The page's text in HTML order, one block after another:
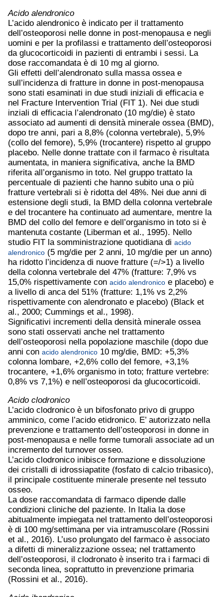
Acido alendronico
L’acido alendronico è indicato per il trattamento
dell’osteoporosi nelle donne in post-menopausa e negli
uomini e per la profilassi e trattamento dell’osteoporosi
da glucocorticoidi in pazienti di entrambi i sessi. La
dose raccomandata è di 10 mg al giorno.
Gli effetti dell’alendronato sulla massa ossea e
sull’incidenza di fratture in donne in post-menopausa
sono stati esaminati in due studi iniziali di efficacia e
nel Fracture Intervention Trial (FIT 1). Nei due studi
inziali di efficacia l’alendronato (10 mg/die) è stato
associato ad aumenti di densità minerale ossea (BMD),
dopo tre anni, pari a 8,8% (colonna vertebrale), 5,9%
(collo del femore), 5,9% (trocantere) rispetto al gruppo
placebo. Nelle donne trattate con il farmaco è risultata
aumentata, in maniera significativa, anche la BMD
riferita all’organismo in toto. Nel gruppo trattato la
percentuale di pazienti che hanno subito una o più
fratture vertebrali si è ridotta del 48%. Nei due anni di
estensione degli studi, la BMD della colonna vertebrale
e del trocantere ha continuato ad aumentare, mentre la
BMD del collo del femore e dell’organismo in toto si è
mantenuta costante (Liberman et al., 1995). Nello
studio FIT la somministrazione quotidiana di acido
alendronico (5 mg/die per 2 anni, 10 mg/die per un anno)
ha ridotto l’incidenza di nuove fratture (=/>1) a livello
della colonna vertebrale del 47% (fratture: 7,9% vs
15,0% rispettivamente con acido alendronico e placebo) e
a livello di anca del 51% (fratture: 1,1% vs 2,2%
rispettivamente con alendronato e placebo) (Black et
al., 2000; Cummings et al., 1998).
Significativi incrementi della densità minerale ossea
sono stati osservati anche nel trattamento
dell’osteoporosi nella popolazione maschile (dopo due
anni con acido alendronico 10 mg/die, BMD: +5,3%
colonna lombare, +2,6% collo del femore, +3,1%
trocantere, +1,6% organismo in toto; fratture vertebre:
0,8% vs 7,1%) e nell’osteoporosi da glucocorticoidi.
Acido clodronico
L’acido clodronico è un bifosfonato privo di gruppo
amminico, come l’acido etidronico. E’ autorizzato nella
prevenzione e trattamento dell’osteoporosi in donne in
post-menopausa e nelle forme tumorali associate ad un
incremento del turnover osseo.
L’acido clodronico inibisce formazione e dissoluzione
dei cristalli di idrossiapatite (fosfato di calcio tribasico),
il principale costituente minerale presente nel tessuto
osseo.
La dose raccomandata di farmaco dipende dalle
condizioni cliniche del paziente. In Italia la dose
abitualmente impiegata nel trattamento dell’osteoporosi
è di 100 mg/settimana per via intramuscolare (Rossini
et al., 2016). L’uso prolungato del farmaco è associato
a difetti di mineralizzazione ossea; nel trattamento
dell’osteoporosi, il clodronato è inserito tra i farmaci di
seconda linea, soprattutto in prevenzione primaria
(Rossini et al., 2016).